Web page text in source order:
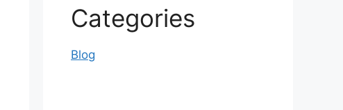
Categories
Blog